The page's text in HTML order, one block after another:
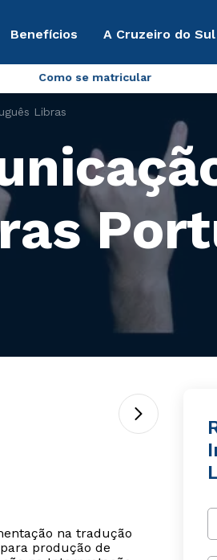
Benefícios A Cruzeiro do
Como se matricular
Libras
na tradução
produção de